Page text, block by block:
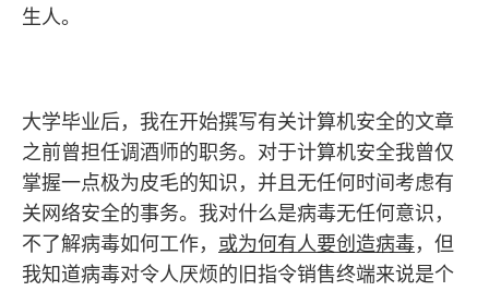
生人。
大学毕业后，我在开始撰写有关计算机安全的文章
之前曾担任调酒师的职务。对于计算机安全我曾仅
掌握一点极为皮毛的知识，并且无任何时间考虑有
关网络安全的事务。我对什么是病毒无任何意识，
不了解病毒如何工作， 或为何有人要创造病毒，但
我知道病毒对令人厌烦的旧指令销售终端来说是个